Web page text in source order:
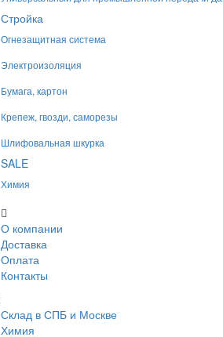
Стройка
Огнезащитная система
Электроизоляция
Бумага, картон
Крепеж, гвозди, саморезы
Шлифовальная шкурка
SALE
Химия
О компании
Доставка
Оплата
Контакты
Склад в СПБ и Москве
Химия